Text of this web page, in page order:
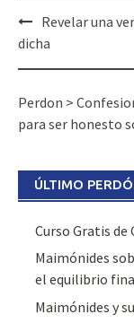
Post
navigation
Revelar una
dicha
Perdon >
para ser honesto
ÚLTIMO
Curso Gratis de
Maimónides
el equilibrio
Maimónides y